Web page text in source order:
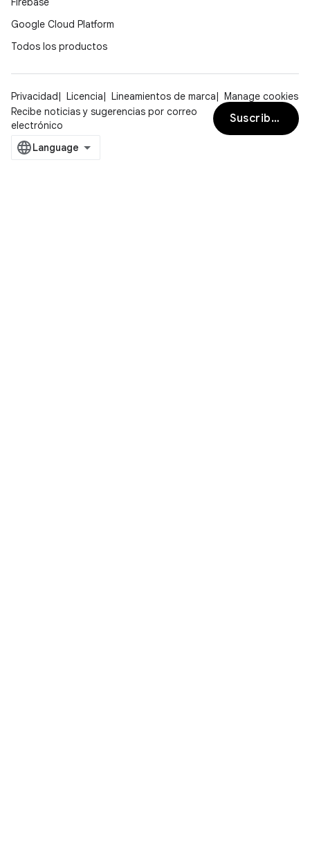
Google Cloud Platform
Todos los productos
Privacidad Licencia Lineamientos de marca
Manage cookies
Recibe noticias y sugerencias por correo
electrónico
Suscribirse